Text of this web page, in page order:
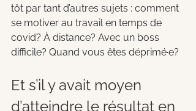
tôt par tant d’autres sujets : comment
se motiver au travail en temps de
covid? À distance? Avec un boss
difficile? Quand vous êtes déprimé·e?
Et s’il y avait moyen
d’atteindre le résultat en